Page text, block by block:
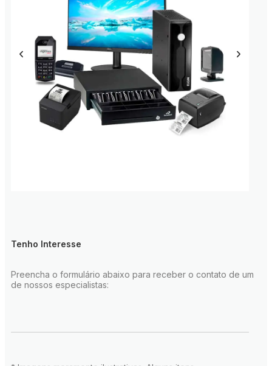
Tenho Interesse
Preencha o formulário abaixo para receber o contato de um
de nossos especialistas: